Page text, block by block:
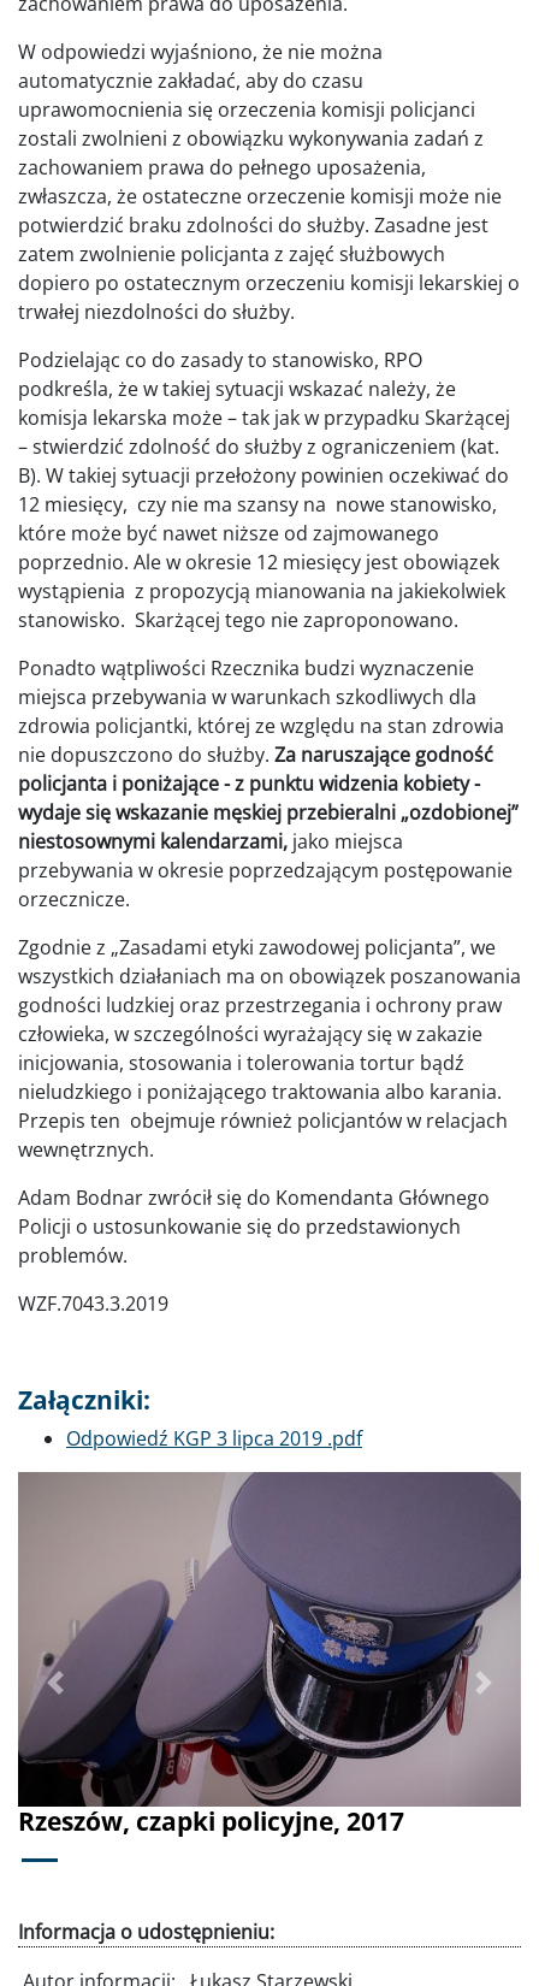
W odpowiedzi wyjaśniono, że nie można
automatycznie zakładać, aby do czasu
uprawomocnienia się orzeczenia komisji policjanci
zostali zwolnieni z obowiązku wykonywania zadań z
zachowaniem prawa do pełnego uposażenia,
zwłaszcza, że ostateczne orzeczenie komisji może nie
potwierdzić braku zdolności do służby. Zasadne jest
zatem zwolnienie policjanta z zajęć służbowych
dopiero po ostatecznym orzeczeniu komisji lekarskiej o
trwałej niezdolności do służby.
Podzielając co do zasady to stanowisko, RPO
podkreśla, że w takiej sytuacji wskazać należy, że
komisja lekarska może – tak jak w przypadku Skarżącej
– stwierdzić zdolność do służby z ograniczeniem (kat.
B). W takiej sytuacji przełożony powinien oczekiwać do
12 miesięcy, czy nie ma szansy na nowe stanowisko,
które może być nawet niższe od zajmowanego
poprzednio. Ale w okresie 12 miesięcy jest obowiązek
wystąpienia z propozycją mianowania na jakiekolwiek
stanowisko. Skarżącej tego nie zaproponowano.
Ponadto wątpliwości Rzecznika budzi wyznaczenie
miejsca przebywania w warunkach szkodliwych dla
zdrowia policjantki, której ze względu na stan zdrowia
nie dopuszczono do służby. Za naruszające godność
policjanta i poniżające - z punktu widzenia kobiety -
wydaje się wskazanie męskiej przebieralni „ozdobionej”
niestosownymi kalendarzami, jako miejsca
przebywania w okresie poprzedzającym postępowanie
orzecznicze.
Zgodnie z „Zasadami etyki zawodowej policjanta”, we
wszystkich działaniach ma on obowiązek poszanowania
godności ludzkiej oraz przestrzegania i ochrony praw
człowieka, w szczególności wyrażający się w zakazie
inicjowania, stosowania i tolerowania tortur bądź
nieludzkiego i poniżającego traktowania albo karania.
Przepis ten obejmuje również policjantów w relacjach
wewnętrznych.
Adam Bodnar zwrócił się do Komendanta Głównego
Policji o ustosunkowanie się do przedstawionych
problemów.
WZF.7043.3.2019
Załączniki:
Dokument
Odpowiedź KGP 3 lipca 2019 .pdf
Rzeszów, czapki policyjne, 2017
Poprzednie Dalej
Informacja o udostępnieniu: